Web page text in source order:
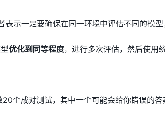
示一定要确保在同一环境中评估不同的模型
优化到同等程度，进行多次评估，然后使用
个成对测试，其中一个可能会给你错误的